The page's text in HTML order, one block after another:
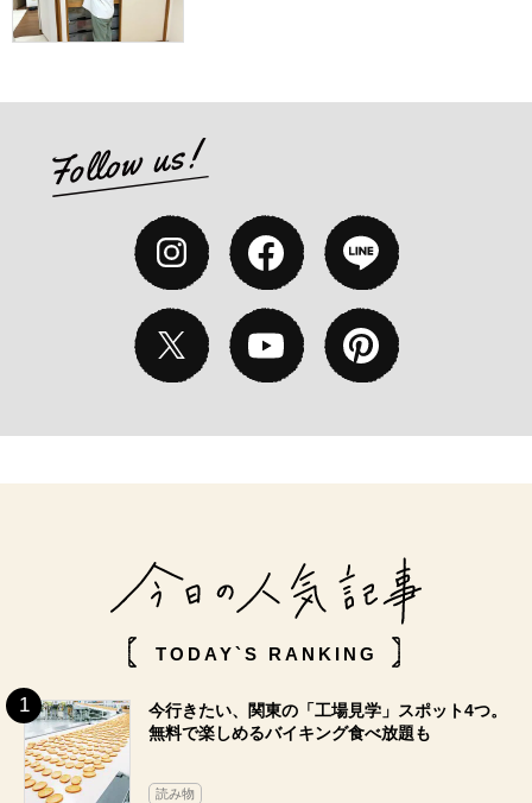
TODAY`S RANKING
今行きたい、関東の「工場見学」スポット4つ。
無料で楽しめるバイキング食べ放題も
読み物